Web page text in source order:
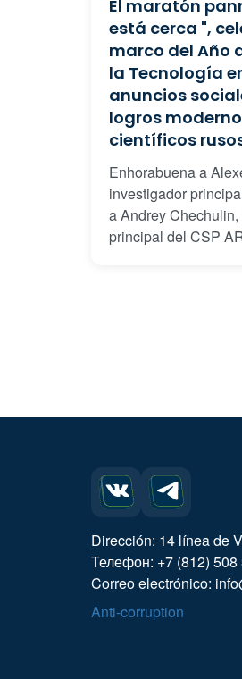
El maratón
está cerca ",
marco del Año
la Tecnología
anuncios
logros
científicos
Enhorabuena a
investigador
a Andrey
principal del CSP
Dirección: 14 línea de
Телефон: +7 (812) 508
Correo electrónico:
Anti-corruption